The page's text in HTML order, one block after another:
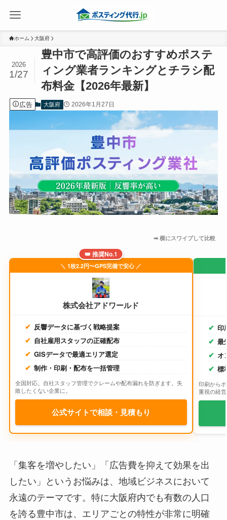
ホーム 大阪府
豊中市で高評価のおすすめポステ
ィング業者ランキングとチラシ配
布料金【2026年最新】
2026
1/27
広告 大阪府 2026年1月27日
👑 推奨No.1
＼ 1枚2.2円〜GPS完備で安心 ／
株式会社アドワールド
反響データに基づく戦略提案
自社雇用スタッフの正確配布
GISデータで最適エリア選定
制作・印刷・配布を一括管理
全国対応。自社スタッフ管理でクレームや配布漏れを防ぎます。失
敗したくない企業に。
公式サイトで相談・見積もり
印
最
オ
標
印刷から
重視の経
「集客を増やしたい」「広告費を抑えて効果を出
したい」というお悩みは、地域ビジネスにおいて
永遠のテーマです。特に大阪府内でも有数の人口
を誇る豊中市は、エリアごとの特性が非常に明確